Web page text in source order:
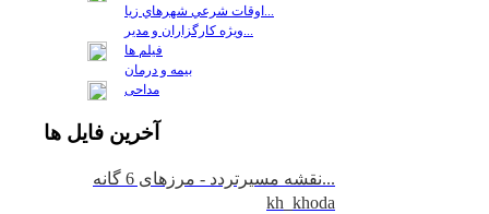
فيلم ها
بیمه و درمان
مداحی
آخرين فايل ها
نقشه مسیرتردد - مرزهای 6 گانه...
kh_khoda